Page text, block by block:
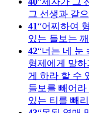
그 선생과 같
41 어찌하여
있는 들보는
42 너는 네 눈
형제에게 말
게 하라 할 수
들보를 빼어라
있는 티를 빼